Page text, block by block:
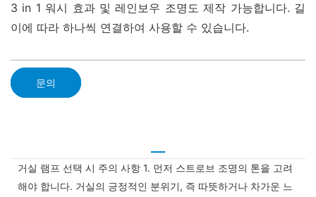
3 in 1 워시 효과 및 레인보우 조명도 제작 가능합니다. 길
이에 따라 하나씩 연결하여 사용할 수 있습니다.
문의
거실 램프 선택 시 주의 사항 1. 먼저 스트로브 조명의 톤을 고려
해야 합니다. 거실의 긍정적인 분위기, 즉 따뜻하거나 차가운 느